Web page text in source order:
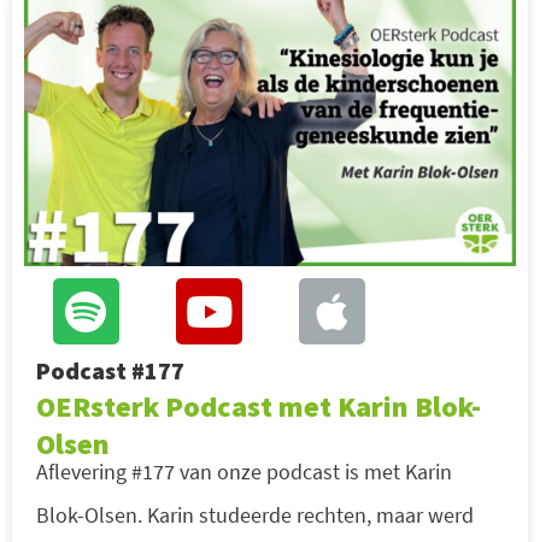
Podcast #177
OERsterk Podcast met Karin Blok-
Olsen
Aflevering #177 van onze podcast is met Karin
Blok-Olsen. Karin studeerde rechten, maar werd